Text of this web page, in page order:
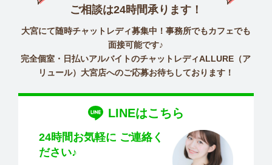
ご相談は24時間承ります！
大宮にて随時チャットレディ募集中！事務所でもカフェでも
面接可能です♪
完全個室・日払いアルバイトのチャットレディALLURE（ア
リュール）大宮店へのご応募お待ちしております！
LINEはこちら
24時間お気軽に ご連絡く
ださい♪